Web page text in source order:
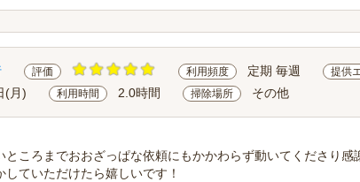
評価 利用頻度 定期 毎週 提供
(月) 利用時間 2.0時間 掃除場所 その他
ところまでおおざっぱな依頼にもかかわらず動いてくださり
ていただけたら嬉しいです！